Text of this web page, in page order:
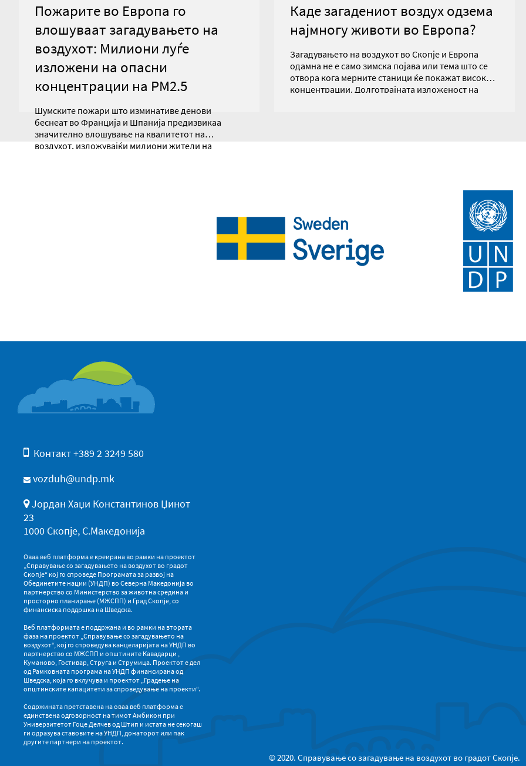
Пожарите во Европа го
влошуваат загадувањето на
воздухот: Милиони луѓе
изложени на опасни
концентрации на PM2.5
Шумските пожари што изминативе денови
беснеат во Франција и Шпанија предизвикаа
значително влошување на квалитетот на
воздухот, изложувајќи милиони жители на
Каде загадениот воздух одзема
најмногу животи во Европа?
Загадувањето на воздухот во Скопје и Европа
одамна не е само зимска појава или тема што се
отвора кога мерните станици ќе покажат високи
концентрации. Долготрајната изложеност на
Контакт +389 2 3249 580
vozduh@undp.mk
Јордан Хаџи Константинов Џинот
23
1000 Скопје, С.Македонија
Оваа веб платформа е креирана во рамки на проектот
„Справување со загадувањето на воздухот во градот
Скопје“ кој го спроведе Програмата за развој на
Обединетите нации (УНДП) во Северна Македонија во
партнерство со Министерство за животна средина и
просторно планирање (МЖСПП) и Град Скопје, со
финансиска поддршка на Шведска.
Веб платформата е поддржана и во рамки на втората
фаза на проектот „Справување со загадувањето на
воздухот“, кој го спроведува канцеларијата на УНДП во
партнерство со МЖСПП и општините Кавадарци ,
Куманово, Гостивар, Струга и Струмица. Проектот е дел
од Рамковната програма на УНДП финансирана од
Шведска, која го вклучува и проектот „Градење на
општинските капацитети за спроведување на проекти“.
Содржината претставена на оваа веб платформа е
единствена одговорност на тимот Амбикон при
Универзитетот Гоце Делчев од Штип и истата не секогаш
ги одразува ставовите на УНДП, донаторот или пак
другите партнери на проектот.
© 2020. Справување со загадување на воздухот во градот Скопје.